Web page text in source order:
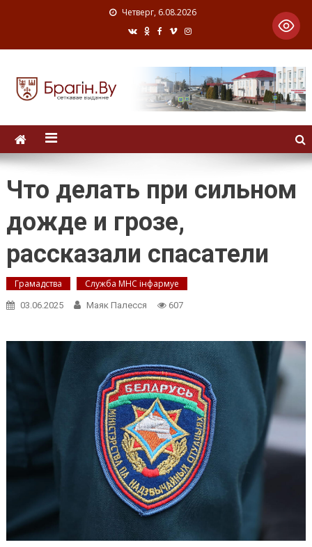
Четверг, 6.08.2026
Что делать при сильном
дожде и грозе,
рассказали спасатели
Грамадства Служба МНС інфармуе
03.06.2025 Маяк Палесся 607